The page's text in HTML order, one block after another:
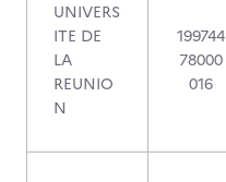
UNIVERS
ITE DE
LA
REUNIO
N
199744
78000
016